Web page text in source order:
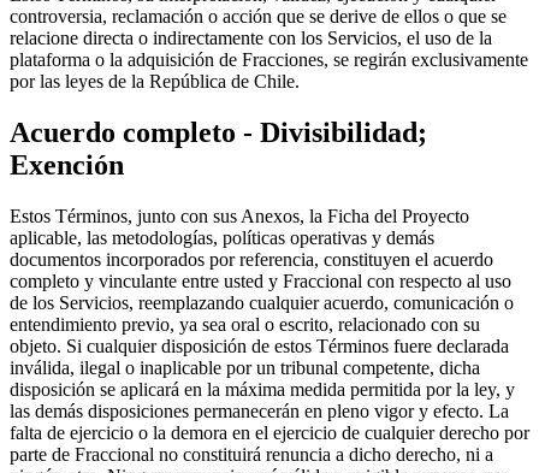
controversia, reclamación o acción que se derive de ellos o que se
relacione directa o indirectamente con los Servicios, el uso de la
plataforma o la adquisición de Fracciones, se regirán exclusivamente
por las leyes de la República de Chile.
Acuerdo completo - Divisibilidad;
Exención
Estos Términos, junto con sus Anexos, la Ficha del Proyecto
aplicable, las metodologías, políticas operativas y demás
documentos incorporados por referencia, constituyen el acuerdo
completo y vinculante entre usted y Fraccional con respecto al uso
de los Servicios, reemplazando cualquier acuerdo, comunicación o
entendimiento previo, ya sea oral o escrito, relacionado con su
objeto. Si cualquier disposición de estos Términos fuere declarada
inválida, ilegal o inaplicable por un tribunal competente, dicha
disposición se aplicará en la máxima medida permitida por la ley, y
las demás disposiciones permanecerán en pleno vigor y efecto. La
falta de ejercicio o la demora en el ejercicio de cualquier derecho por
parte de Fraccional no constituirá renuncia a dicho derecho, ni a